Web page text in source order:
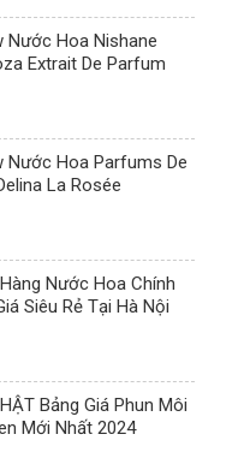
Nước Hoa Nishane
Extrait De Parfum
Nước Hoa Parfums De
La Rosée
Nước Hoa Chính
Siêu Rẻ Tại Hà Nội
Bảng Giá Phun Môi
Mới Nhất 2024